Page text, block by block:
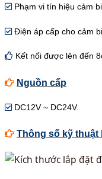
Phạm vi tín hiệu cảm
Điện áp cấp cho cảm
Kết nối được lên đến
Nguồn cấp
DC12V ~ DC24V.
Thông số kỹ thuật